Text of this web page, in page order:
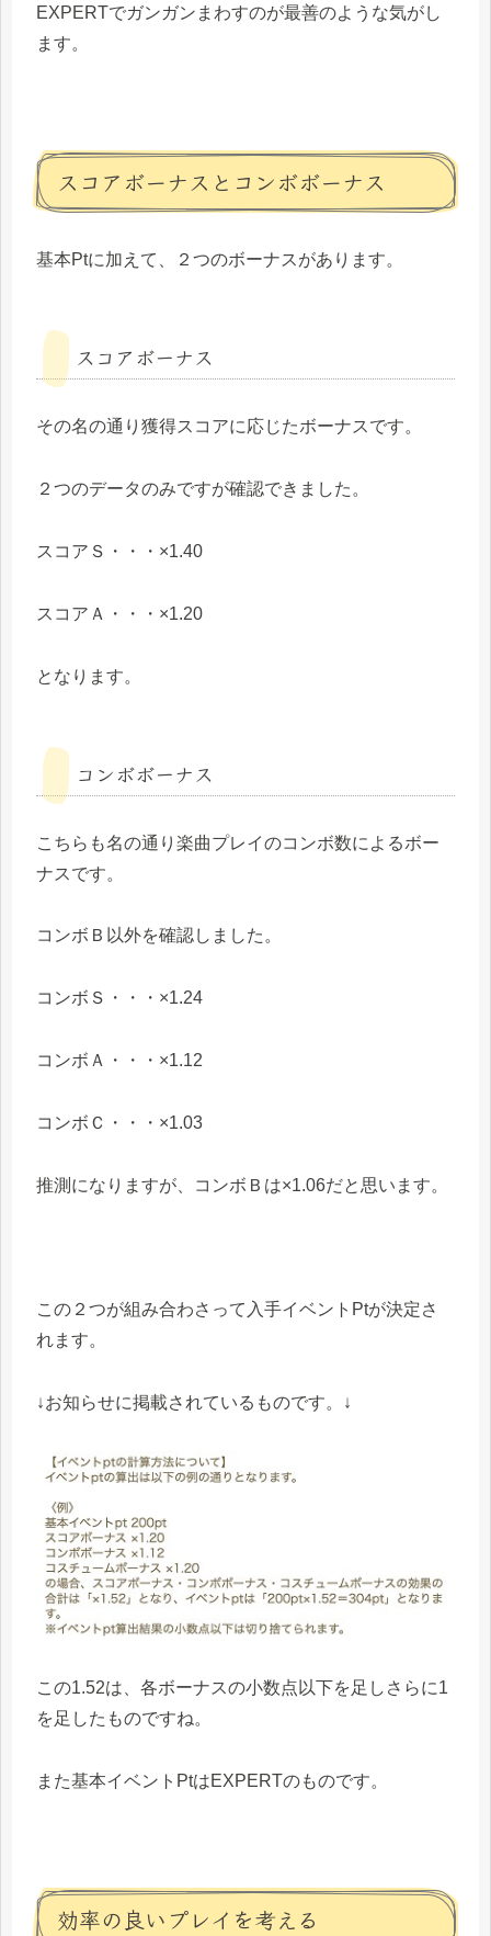
EXPERTでガンガンまわすのが最善のような気がし
ます。
スコアボーナスとコンボボーナス
基本Ptに加えて、２つのボーナスがあります。
スコアボーナス
その名の通り獲得スコアに応じたボーナスです。
２つのデータのみですが確認できました。
スコアＳ・・・×1.40
スコアＡ・・・×1.20
となります。
コンボボーナス
こちらも名の通り楽曲プレイのコンボ数によるボー
ナスです。
コンボＢ以外を確認しました。
コンボＳ・・・×1.24
コンボＡ・・・×1.12
コンボＣ・・・×1.03
推測になりますが、コンボＢは×1.06だと思います。
この２つが組み合わさって入手イベントPtが決定さ
れます。
↓お知らせに掲載されているものです。↓
この1.52は、各ボーナスの小数点以下を足しさらに1
を足したものですね。
また基本イベントPtはEXPERTのものです。
効率の良いプレイを考える